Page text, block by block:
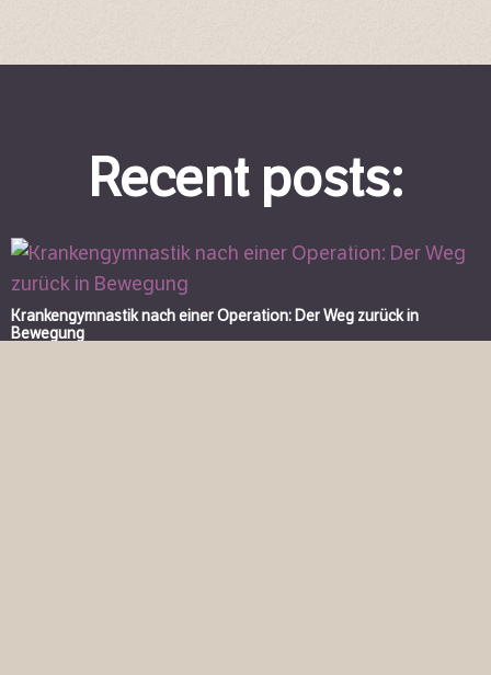
Recent posts:
Krankengymnastik nach einer Operation: Der Weg zurück in
Bewegung